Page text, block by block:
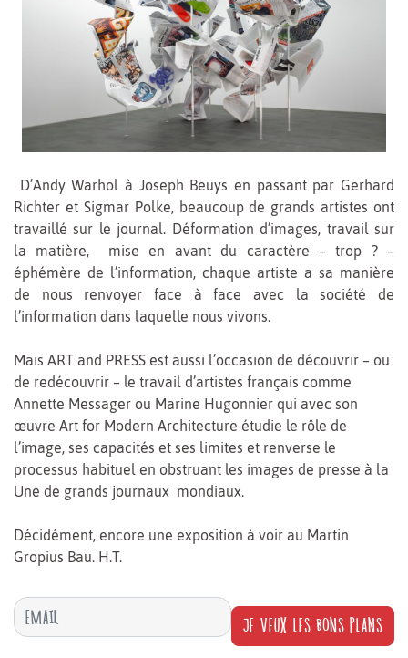
D’Andy Warhol à Joseph Beuys en passant par Gerhard
Richter et Sigmar Polke, beaucoup de grands artistes ont
travaillé sur le journal. Déformation d’images, travail sur
la matière, mise en avant du caractère – trop ? –
éphémère de l’information, chaque artiste a sa manière
de nous renvoyer face à face avec la société de
l’information dans laquelle nous vivons.
Mais ART and PRESS est aussi l’occasion de découvrir – ou
de redécouvrir – le travail d’artistes français comme
Annette Messager ou Marine Hugonnier qui avec son
œuvre Art for Modern Architecture étudie le rôle de
l’image, ses capacités et ses limites et renverse le
processus habituel en obstruant les images de presse à la
Une de grands journaux mondiaux.
Décidément, encore une exposition à voir au Martin
Gropius Bau. H.T.
JE VEUX LES BONS PLANS